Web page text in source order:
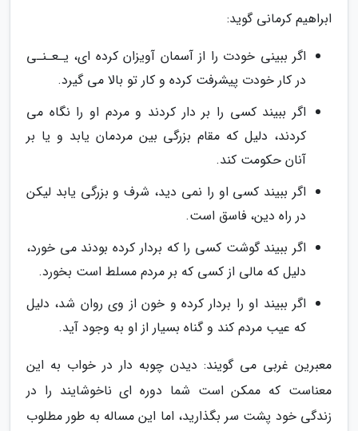
ابراهیم کرمانی گوید:
اگر ببینی خودت را از آسمان آویزان کرده ای، یـعـنـی
در کار خودت پیشرفت کرده و کار تو بالا می گیرد.
اگر ببیند کسی را بر دار کردند و مردم او را نگاه می
کردند، دلیل که مقام بزرگی بین مردمان یابد و یا بر
آنان حکومت کند.
اگر ببیند کسی او را نمی دید، شرف و بزرگی یابد لیکن
در راه دین، فاسق است.
اگر ببیند گوشت کسی را که بردار کرده بودند می خورد،
دلیل که مالی از کسی که بر مردم مسلط است بخورد.
اگر ببیند او را بردار کرده و خون از وی روان شد، دلیل
که عیب مردم کند و گناه بسیار از او به وجود آید.
معبرین غربی می گویند: دیدن چوبه دار در خواب به این
معناست که ممکن است شما دوره ای ناخوشایند را در
زندگی خود پشت سر بگذارید، اما این مساله به طور مطلوب